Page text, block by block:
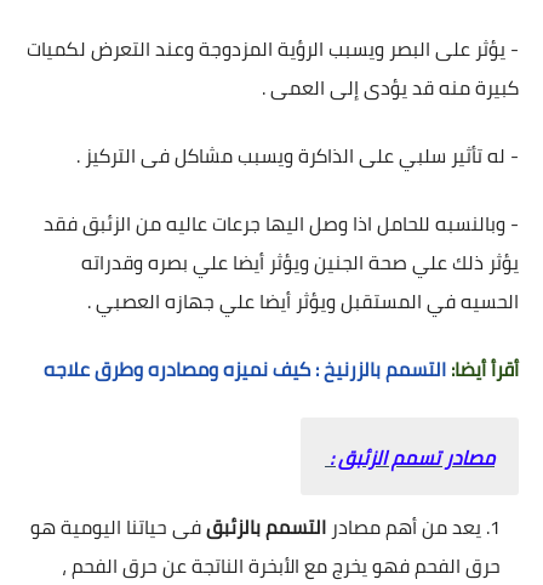
- يؤثر على البصر ويسبب الرؤية المزدوجة وعند التعرض لكميات
كبيرة منه قد يؤدى إلى العمى .
- له تأثير سلبي على الذاكرة ويسبب مشاكل فى التركيز .
- وبالنسبه للحامل اذا وصل اليها جرعات عاليه من الزئبق فقد
يؤثر ذلك علي صحة الجنين ويؤثر أيضا علي بصره وقدراته
الحسيه في المستقبل ويؤثر أيضا علي جهازه العصبي .
أقرأ أيضا:التسمم بالزرنيخ : كيف نميزه ومصادره وطرق علاجه
مصادر تسمم الزئبق :
يعد من أهم مصادر التسمم بالزئبقفى حياتنا اليومية هو
حرق الفحم فهو يخرج مع الأبخرة الناتجة عن حرق الفحم ،